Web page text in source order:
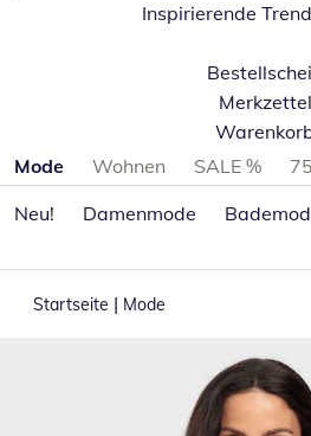
Inspirierende
Merkzettel
Produktkategorien überspringen
Mode Wohnen SALE %
Neu!
Damenmode
Startseite | Mode